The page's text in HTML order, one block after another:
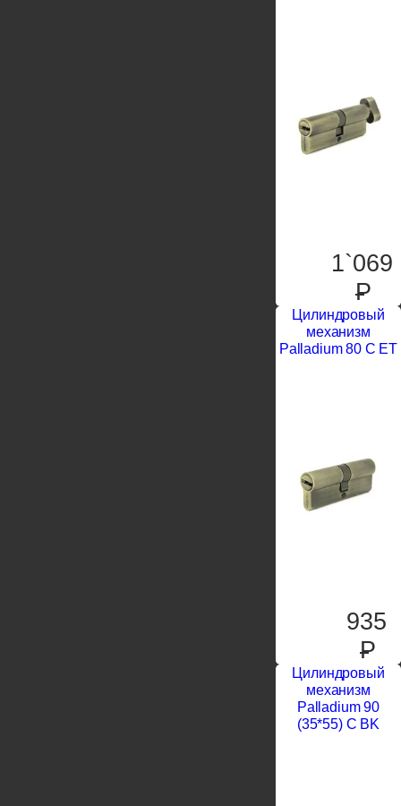
1`069
P
Цилиндровый
механизм
Palladium 80 C ET
935
P
Цилиндровый
механизм
Palladium 90
(35*55) C BK